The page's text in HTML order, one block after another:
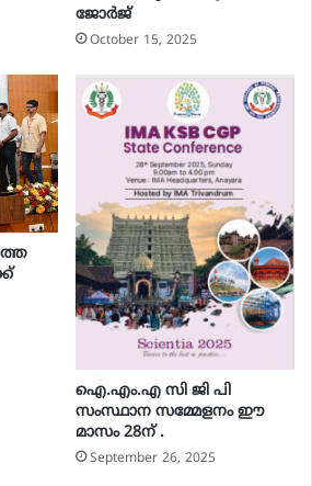
ജോർജ്
October 15, 2025
ഐ.എം.എ സി ജി പി
സംസ്ഥാന സമ്മേളനം ഈ
മാസം 28ന് .
September 26, 2025